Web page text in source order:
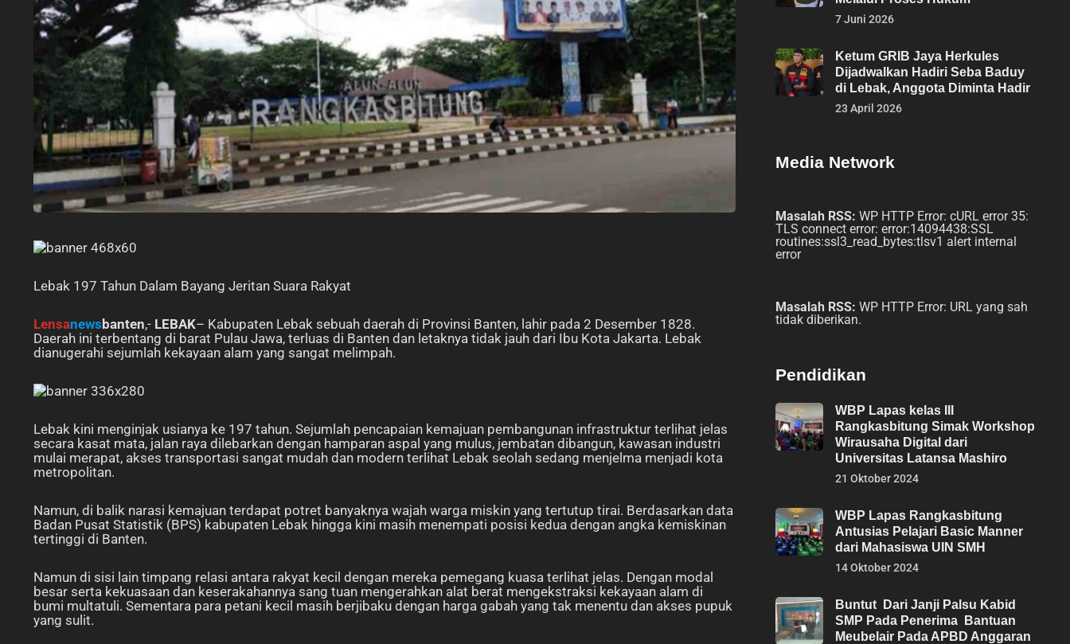
Lebak 197 Tahun Dalam Bayang Jeritan Suara Rakyat
Lensanews banten,- LEBAK– Kabupaten Lebak sebuah daerah di Provinsi Banten, lahir pada 2 Desember 1828.
Daerah ini terbentang di barat Pulau Jawa, terluas di Banten dan letaknya tidak jauh dari Ibu Kota Jakarta. Lebak
dianugerahi sejumlah kekayaan alam yang sangat melimpah.
Lebak kini menginjak usianya ke 197 tahun. Sejumlah pencapaian kemajuan pembangunan infrastruktur terlihat jelas
secara kasat mata, jalan raya dilebarkan dengan hamparan aspal yang mulus, jembatan dibangun, kawasan industri
mulai merapat, akses transportasi sangat mudah dan modern terlihat Lebak seolah sedang menjelma menjadi kota
metropolitan.
Namun, di balik narasi kemajuan terdapat potret banyaknya wajah warga miskin yang tertutup tirai. Berdasarkan data
Badan Pusat Statistik (BPS) kabupaten Lebak hingga kini masih menempati posisi kedua dengan angka kemiskinan
tertinggi di Banten.
Namun di sisi lain timpang relasi antara rakyat kecil dengan mereka pemegang kuasa terlihat jelas. Dengan modal
besar serta kekuasaan dan keserakahannya sang tuan mengerahkan alat berat mengekstraksi kekayaan alam di
bumi multatuli. Sementara para petani kecil masih berjibaku dengan harga gabah yang tak menentu dan akses pupuk
yang sulit.
7 Juni 2026
Ketum GRIB Jaya Herkules
Dijadwalkan Hadiri Seba Baduy
di Lebak, Anggota Diminta Hadir
23 April 2026
Media Network
Masalah RSS: WP HTTP Error: cURL error 35:
TLS connect error: error:14094438:SSL
routines:ssl3_read_bytes:tlsv1 alert internal
error
Masalah RSS: WP HTTP Error: URL yang sah
tidak diberikan.
Pendidikan
WBP Lapas kelas III
Rangkasbitung Simak Workshop
Wirausaha Digital dari
Universitas Latansa Mashiro
21 Oktober 2024
WBP Lapas Rangkasbitung
Antusias Pelajari Basic Manner
dari Mahasiswa UIN SMH
14 Oktober 2024
Buntut Dari Janji Palsu Kabid
SMP Pada Penerima Bantuan
Meubelair Pada APBD Anggaran